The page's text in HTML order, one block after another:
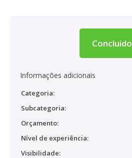
Concluído
Informações adicionais
Categoria:
Subcategoria:
Orçamento:
Nível de experiência:
Visibilidade: